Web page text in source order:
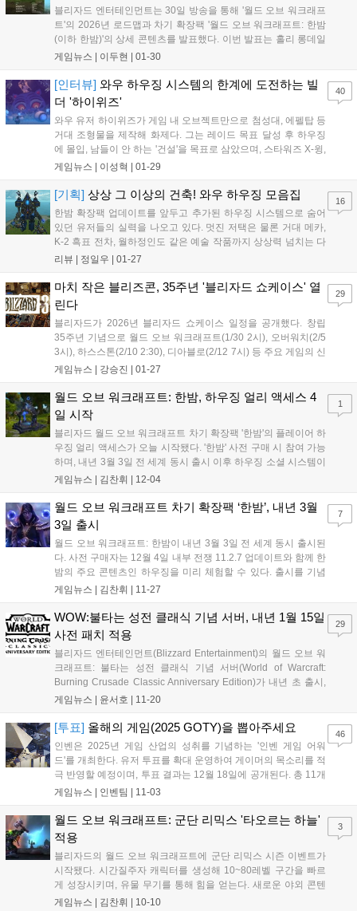
블리자드 엔터테인먼트는 30일 방송을 통해 '월드 오브 워크래프
트'의 2026년 로드맵과 차기 확장팩 '월드 오브 워크래프트: 한밤
(이하 한밤)'의 상세 콘텐츠를 발표했다. 이번 발표는 홀리 롱데일
월드 오브 워크래프트 총괄 프로듀서와 이언 해지코스타스 선임
의 개발 방향성을 강조했다. '한밤'...
게임뉴스 | 이두현 01-30
[인터뷰] 와우 하우징 시스템의 한계에 도전하는 빌
더 '하이위즈'
와우 유저 하이위즈가 게임 내 오브젝트만으로 첨성대, 에펠탑 등
거대 조형물을 제작해 화제다. 그는 레이드 목표 달성 후 하우징
에 몰입, 남들이 안 하는 '건설'을 목표로 삼았으며, 스타워즈 X-윙,
타이 파이터, 거북선 등 새로운 작품에 도전할 계획이다. 시스템
게임뉴스 | 이성혁 01-29
40
[기획] 상상 그 이상의 건축! 와우 하우징 모음집
한밤 확장팩 업데이트를 앞두고 추가된 하우징 시스템으로 숨어
있던 유저들의 실력을 나오고 있다. 멋진 저택은 물론 거대 메카,
K-2 흑표 전차, 월하정인도 같은 예술 작품까지 상상력 넘치는 다
양한 작품들이 쏟아져 나와 화제가 되고 있다....
리뷰 | 정일우 01-27
16
마치 작은 블리즈콘, 35주년 '블리자드 쇼케이스' 열
린다
블리자드가 2026년 블리자드 쇼케이스 일정을 공개했다. 창립
35주년 기념으로 월드 오브 워크래프트(1/30 2시), 오버워치(2/5
3시), 하스스톤(2/10 2:30), 디아블로(2/12 7시) 등 주요 게임의 신
규 업데이트를 발표한다. 9월 블리즈컨 복귀도 예고했다....
게임뉴스 | 강승진 01-27
29
월드 오브 워크래프트: 한밤, 하우징 얼리 액세스 4
일 시작
블리자드 월드 오브 워크래프트 차기 확장팩 '한밤'의 플레이어 하
우징 얼리 액세스가 오늘 시작됐다. '한밤' 사전 구매 시 참여 가능
하며, 내년 3월 3일 전 세계 동시 출시 이후 하우징 소셜 시스템이
활성화된다. 이번 업데이트에는 서막 퀘스트와 싸움꾼 조합 복귀
게임뉴스 | 김찬휘 12-04
1
월드 오브 워크래프트 차기 확장팩 ‘한밤’, 내년 3월
3일 출시
월드 오브 워크래프트: 한밤이 내년 3월 3일 전 세계 동시 출시된
다. 사전 구매자는 12월 4일 내부 전쟁 11.2.7 업데이트와 함께 한
밤의 주요 콘텐츠인 하우징을 미리 체험할 수 있다. 출시를 기념
해 다른 블리자드 게임에서도 크로스 타이틀 이벤트가 진행된
게임뉴스 | 김찬휘 11-27
7
WOW:불타는 성전 클래식 기념 서버, 내년 1월 15일
사전 패치 적용
블리자드 엔터테인먼트(Blizzard Entertainment)의 월드 오브 워
크래프트: 불타는 성전 클래식 기념 서버(World of Warcraft:
Burning Crusade Classic Anniversary Edition)가 내년 초 출시,
그에 앞서 사전 콘텐츠 업데이트가 오는 2026년 1월 15일(한국
게임뉴스 | 윤서호 11-20
29
[투표] 올해의 게임(2025 GOTY)을 뽑아주세요
인벤은 2025년 게임 산업의 성취를 기념하는 '인벤 게임 어워
드'를 개최한다. 유저 투표를 확대 운영하여 게이머의 목소리를 적
극 반영할 예정이며, 투표 결과는 12월 18일에 공개된다. 총 11개
부문에서 유저 투표로 수상작을 결정하며, '올해의 게임'과 '최고
지 진행되며, 참여자에게는 추첨을 통해 경품을 제공하는 이벤트
도 진행한다....
게임뉴스 | 인벤팀 11-03
46
월드 오브 워크래프트: 군단 리믹스 '타오르는 하늘'
적용
블리자드의 월드 오브 워크래프트에 군단 리믹스 시즌 이벤트가
시작됐다. 시간질주자 캐릭터를 생성해 10~80레벨 구간을 빠르
게 성장시키며, 유물 무기를 통해 힘을 얻는다. 새로운 야외 콘텐
츠 영웅 세계 단계에서는 난이도를 높여 도전하고, 시간에 바랜
게임뉴스 | 김찬휘 10-10
3